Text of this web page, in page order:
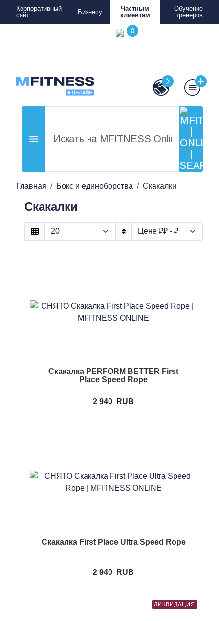
Корпоративный
сайт
Бизнесу
Частным
клиентам
Обучение
тренеров
Главная Бокс и единоборства Скакалки
Скакалки
Скакалка PERFORM BETTER First
Place Speed Rope
2 940 RUB
Скакалка First Place Ultra Speed Rope
2 940 RUB
ЛИКВИДАЦИЯ